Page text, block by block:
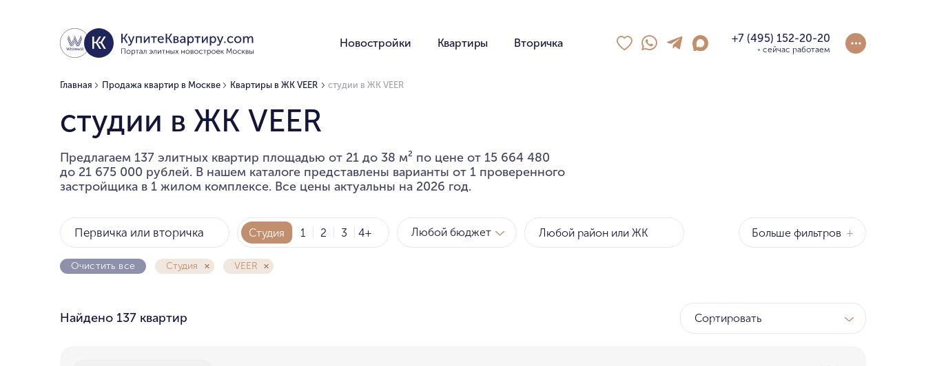
Новостройки Квартиры Вторичка +7 (495) 152-20-20
сейчас работаем
Главная Продажа квартир в Москве Квартиры в ЖК VEER студии в ЖК VEER
студии в ЖК VEER
Предлагаем 137 элитных квартир площадью от 21 до 38 м² по цене от 15 664 480
до 21 675 000 рублей. В нашем каталоге представлены варианты от 1 проверенного
застройщика в 1 жилом комплексе. Все цены актуальны на 2026 год.
Первичка или вторичка Студия 1 2 3 4+ Любой бюджет Больше фильтров +
Очистить все Студия VEER
Найдено 137 квартир Сортировать